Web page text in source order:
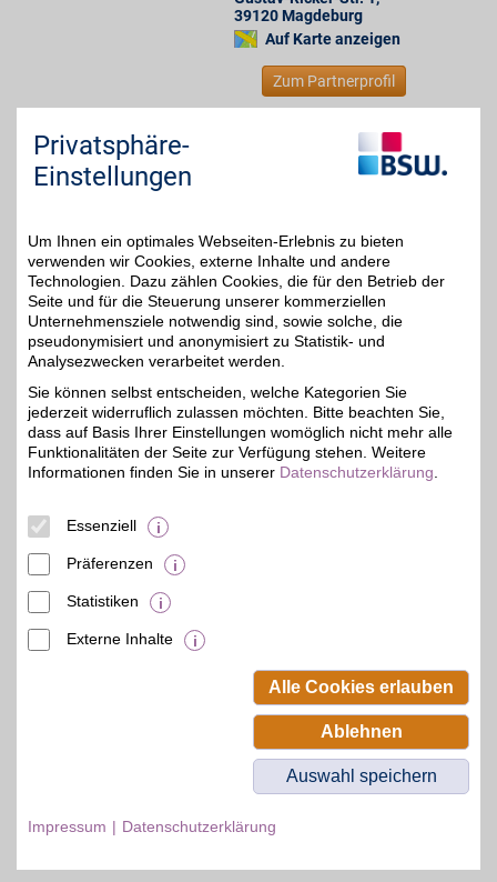
39120 Magdeburg
Auf Karte anzeigen
Zum Partnerprofil
GO Gutschein
47,8 km
2% Direktabzug
SELGROS
Als BSW-Mitglied beim
bekannten
Selbstbedienungs-
Großhandel, der
ansonsten nur dem
Gewerbe zur Verfügung
steht, exklusiv einkaufen
und zusätzlich noch bei
dem Food und Non-Food
Vollsortiment sparen.
Beamten-Selbsthilfewerk GmbH.
Privatsphäre-
Einstellungen
Um Ihnen ein optimales Webseiten-Erlebnis zu bieten
verwenden wir Cookies, externe Inhalte und andere
Technologien. Dazu zählen Cookies, die für den Betrieb der
Seite und für die Steuerung unserer kommerziellen
Unternehmensziele notwendig sind, sowie solche, die
pseudonymisiert und anonymisiert zu Statistik- und
Analysezwecken verarbeitet werden.
Sie können selbst entscheiden, welche Kategorien Sie
jederzeit widerruflich zulassen möchten. Bitte beachten Sie,
dass auf Basis Ihrer Einstellungen womöglich nicht mehr alle
Funktionalitäten der Seite zur Verfügung stehen. Weitere
Informationen finden Sie in unserer Datenschutzerklärung
Essenziell
Präferenzen
Statistiken
Externe Inhalte
Alle Cookies erlauben
Ablehnen
Auswahl speichern
Impressum Datenschutzerklärung